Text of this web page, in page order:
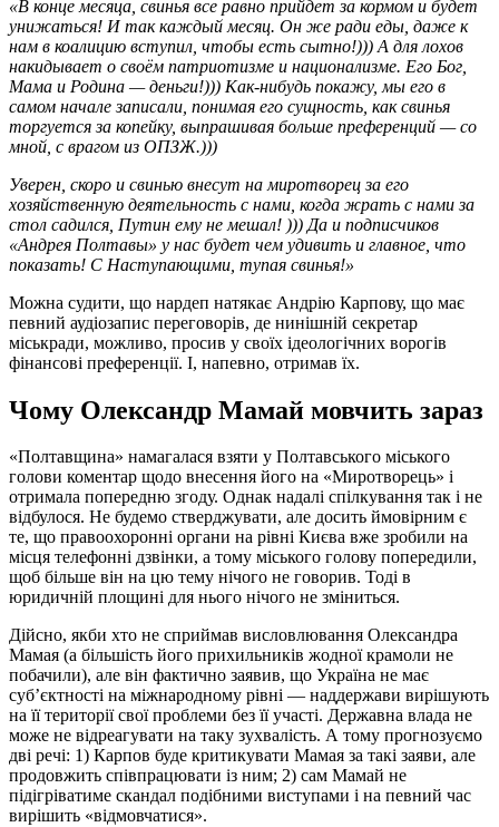
«В конце месяца, свинья все равно прийдет за кормом и будет
унижаться! И так каждый месяц. Он же ради еды, даже к
нам в коалицию вступил, чтобы есть сытно!))) А для лохов
накидывает о своём патриотизме и национализме. Его Бог,
Мама и Родина — деньги!))) Как-нибудь покажу, мы его в
самом начале записали, понимая его сущность, как свинья
торгуется за копейку, выпрашивая больше преференций — со
мной, с врагом из ОПЗЖ.)))
Уверен, скоро и свинью внесут на миротворец за его
хозяйственную деятельность с нами, когда жрать с нами за
стол садился, Путин ему не мешал! ))) Да и подписчиков
«Андрея Полтавы» у нас будет чем удивить и главное, что
показать! С Наступающими, тупая свинья!»
Можна судити, що нардеп натякає Андрію Карпову, що має
певний аудіозапис переговорів, де нинішній секретар
міськради, можливо, просив у своїх ідеологічних ворогів
фінансові преференції. І, напевно, отримав їх.
Чому Олександр Мамай мовчить зараз
«Полтавщина» намагалася взяти у Полтавського міського
голови коментар щодо внесення його на «Миротворець» і
отримала попередню згоду. Однак надалі спілкування так і не
відбулося. Не будемо стверджувати, але досить ймовірним є
те, що правоохоронні органи на рівні Києва вже зробили на
місця телефонні дзвінки, а тому міського голову попередили,
щоб більше він на цю тему нічого не говорив. Тоді в
юридичній площині для нього нічого не зміниться.
Дійсно, якби хто не сприймав висловлювання Олександра
Мамая (а більшість його прихильників жодної крамоли не
побачили), але він фактично заявив, що Україна не має
суб’єктності на міжнародному рівні — наддержави вирішують
на її території свої проблеми без її участі. Державна влада не
може не відреагувати на таку зухвалість. А тому прогнозуємо
дві речі: 1) Карпов буде критикувати Мамая за такі заяви, але
продовжить співпрацювати із ним; 2) сам Мамай не
підігріватиме скандал подібними виступами і на певний час
вирішить «відмовчатися».